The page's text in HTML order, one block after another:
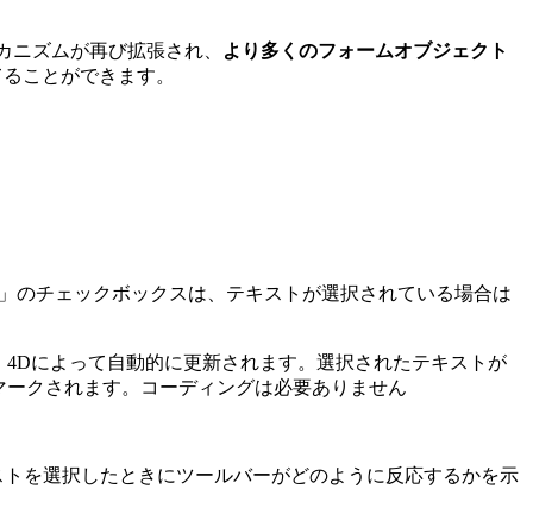
ニズムが再び拡張され、
より多くのフォームオブジェクト
ことができます。
のチェックボックスは、テキストが選択されている場合は
によって自動的に更新されます。選択されたテキストが
クされます。コーディングは必要ありません
を選択したときにツールバーがどのように反応するかを示